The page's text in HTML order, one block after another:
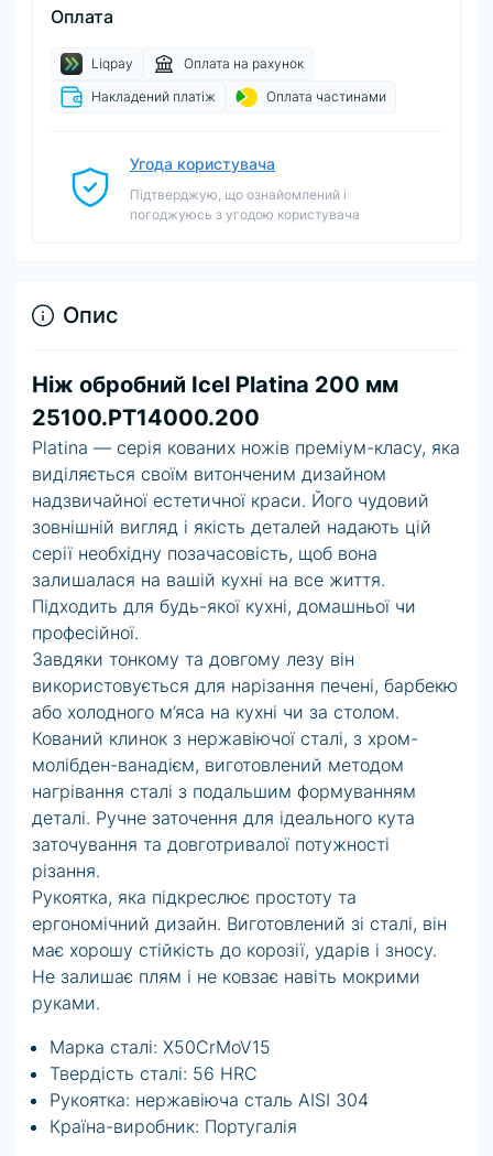
Оплата
Liqpay
Оплата на рахунок
Накладений платіж
Оплата частинами
Угода користувача
Підтверджую, що ознайомлений і
погоджуюсь з угодою користувача
Опис
Ніж обробний Icel Platina 200 мм
25100.PT14000.200
Platina — серія кованих ножів преміум-класу, яка
виділяється своїм витонченим дизайном
надзвичайної естетичної краси. Його чудовий
зовнішній вигляд і якість деталей надають цій
серії необхідну позачасовість, щоб вона
залишалася на вашій кухні на все життя.
Підходить для будь-якої кухні, домашньої чи
професійної.
Завдяки тонкому та довгому лезу він
використовується для нарізання печені, барбекю
або холодного м’яса на кухні чи за столом.
Кований клинок з нержавіючої сталі, з хром-
молібден-ванадієм, виготовлений методом
нагрівання сталі з подальшим формуванням
деталі. Ручне заточення для ідеального кута
заточування та довготривалої потужності
різання.
Рукоятка, яка підкреслює простоту та
ергономічний дизайн. Виготовлений зі сталі, він
має хорошу стійкість до корозії, ударів і зносу.
Не залишає плям і не ковзає навіть мокрими
руками.
Марка сталі: X50CrMoV15
Твердість сталі: 56 HRC
Рукоятка: нержавіюча сталь AISI 304
Країна-виробник: Португалія